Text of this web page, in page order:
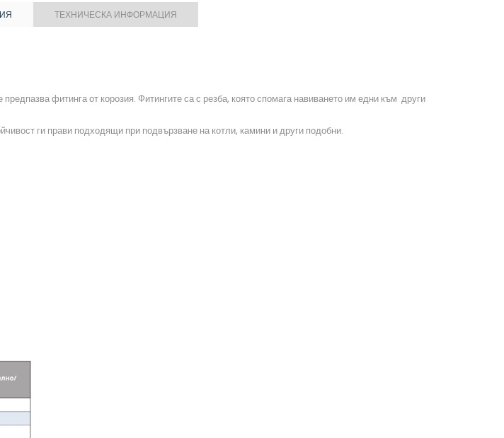
ТЕХНИЧЕСКА ИНФОРМАЦИЯ
фитинга от корозия. Фитингите са с резба, която спомага навиването им едни към други
ги прави подходящи при подвързване на котли, камини и други подобни.